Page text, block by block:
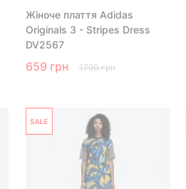
Жіноче плаття Adidas
Originals 3 - Stripes Dress
DV2567
659 грн 1790 грн